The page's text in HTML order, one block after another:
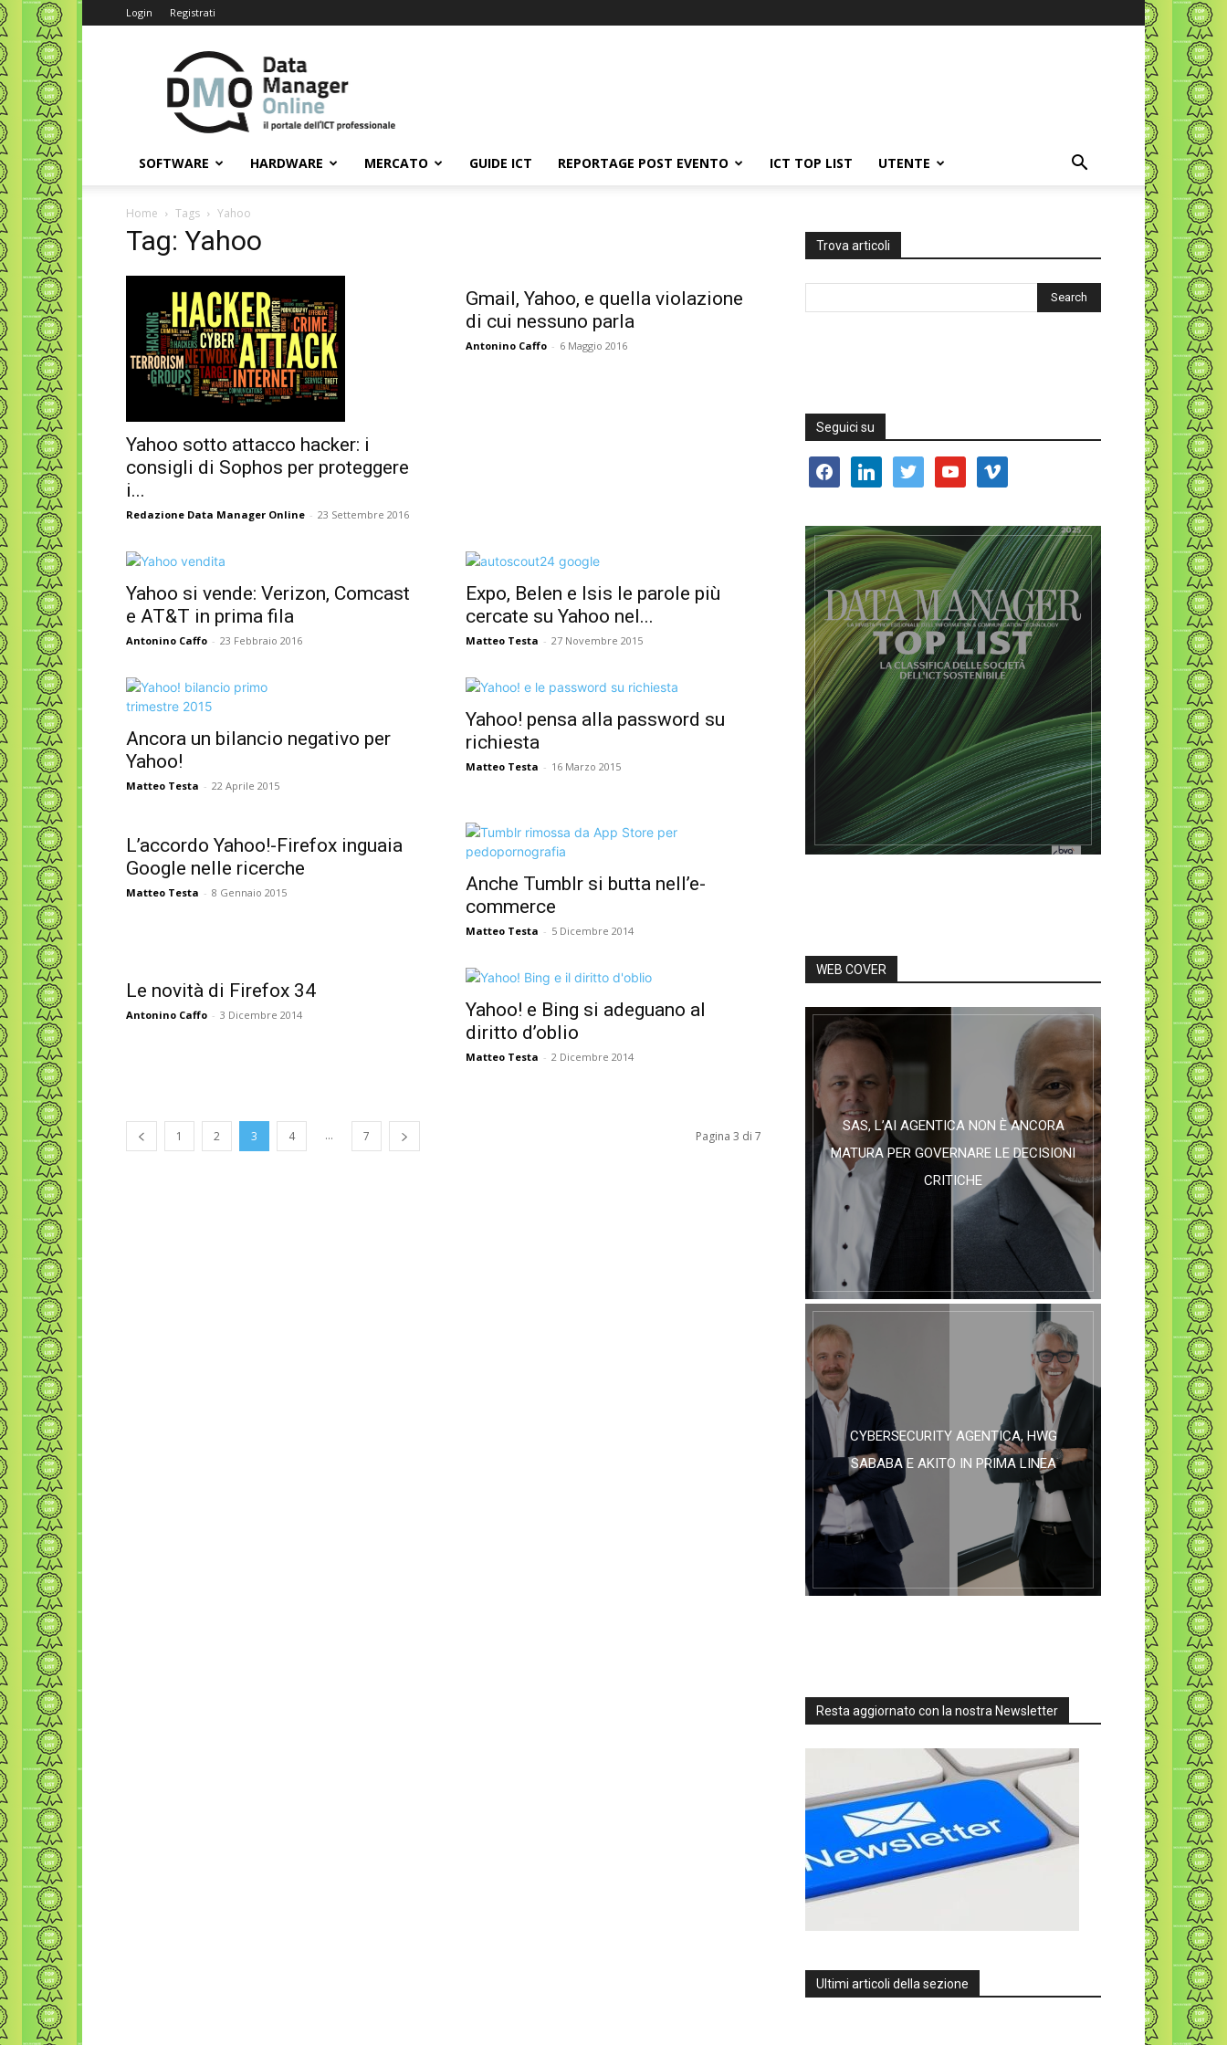
Login Registrati
Data
Manager
Online
SOFTWARE HARDWARE MERCATO GUIDE ICT REPORTAGE POST EVENTO ICT TOP LIST UTENTE
Home Tags Yahoo
Tag: Yahoo
Yahoo sotto attacco hacker: i
consigli di Sophos per proteggere
i...
Redazione Data Manager Online - 23 Settembre 2016
Gmail, Yahoo, e quella violazione
di cui nessuno parla
Antonino Caffo - 6 Maggio 2016
Yahoo si vende: Verizon, Comcast
e AT&T in prima fila
Antonino Caffo - 23 Febbraio 2016
Expo, Belen e Isis le parole più
cercate su Yahoo nel...
Matteo Testa - 27 Novembre 2015
Ancora un bilancio negativo per
Yahoo!
Matteo Testa - 22 Aprile 2015
Yahoo! pensa alla password su
richiesta
Matteo Testa - 16 Marzo 2015
L’accordo Yahoo!-Firefox inguaia
Google nelle ricerche
Matteo Testa - 8 Gennaio 2015
Anche Tumblr si butta nell’e-
commerce
Matteo Testa - 5 Dicembre 2014
Le novità di Firefox 34
Antonino Caffo - 3 Dicembre 2014
Yahoo! e Bing si adeguano al
diritto d’oblio
Matteo Testa - 2 Dicembre 2014
1 2 3 4 ... 7 Pagina 3 di 7
Trova articoli
Seguici su
facebooklinkedin twitter youtube vimeo
WEB COVER
SAS, L’AI AGENTICA NON È ANCORA
MATURA PER GOVERNARE LE DECISIONI
CRITICHE
CYBERSECURITY AGENTICA, HWG
SABABA E AKITO IN PRIMA LINEA
Resta aggiornato con la nostra Newsletter
Ultimi articoli della sezione